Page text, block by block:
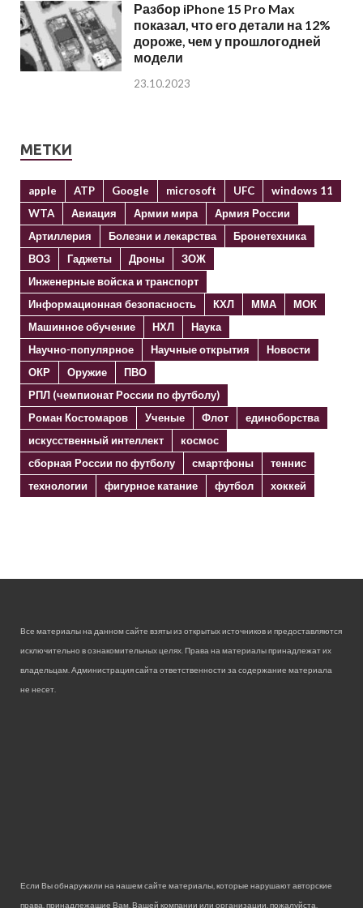
Разбор iPhone 15 Pro Max
показал, что его детали на 12%
дороже, чем у прошлогодней
модели
23.10.2023
МЕТКИ
apple ATP Google microsoft UFC
windows 11
WTA
Авиация Армии мира
Армия России
Артиллерия
Болезни и лекарства
Бронетехника
ВОЗ
Гаджеты Дроны
ЗОЖ
Инженерные войска и транспорт
Информационная безопасность
КХЛ ММА
МОК
Машинное обучение
НХЛ
Наука
Научно-популярное
Научные открытия
Новости
ОКР
Оружие
ПВО
РПЛ (чемпионат России по футболу)
Роман Костомаров
Ученые Флот
единоборства
искусственный интеллект
космос
сборная России по футболу
смартфоны
теннис
технологии
фигурное катание футбол хоккей
Все материалы на данном сайте взяты из открытых источников и предоставляются
исключительно в ознакомительных целях. Права на материалы принадлежат их
владельцам. Администрация сайта ответственности за содержание материала
не несет.
Если Вы обнаружили на нашем сайте материалы, которые нарушают авторские
права, принадлежащие Вам, Вашей компании или организации, пожалуйста,